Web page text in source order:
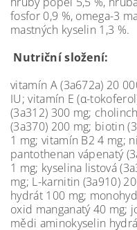
fosfor 0,9 %, omega-3
mastných kyselin 1,3 %.
Nutriční složení:
vitamín A (3a672a) 20
IU; vitamín E (α-
(3a312) 300 mg;
(3a370) 200 mg; biotin
1 mg; vitamín B2 4 mg;
pantothenan vápenatý
1 mg; kyselina listová
mg; L-karnitin (3a910)
hydrát 100 mg;
oxid manganatý 40 mg;
mědi aminokyselin